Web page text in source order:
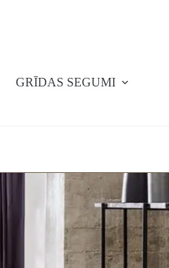
GRĪDAS SEGUMI